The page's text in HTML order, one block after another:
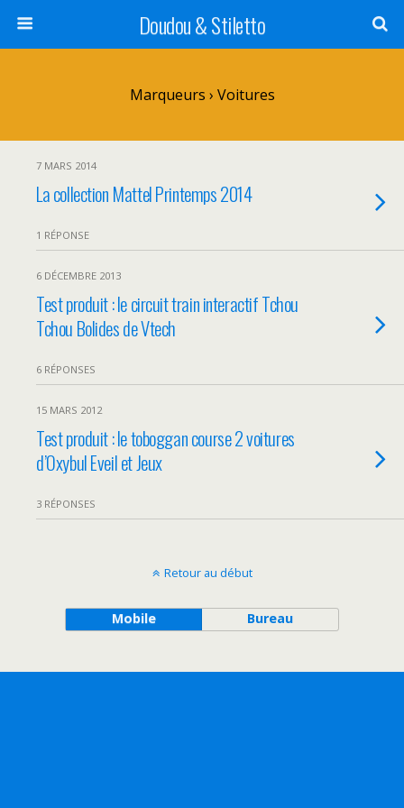
Doudou & Stiletto
Marqueurs › Voitures
7 MARS 2014
La collection Mattel Printemps 2014
1 RÉPONSE
6 DÉCEMBRE 2013
Test produit : le circuit train interactif Tchou
Tchou Bolides de Vtech
6 RÉPONSES
15 MARS 2012
Test produit : le toboggan course 2 voitures
d’Oxybul Eveil et Jeux
3 RÉPONSES
Retour au début
Mobile Bureau